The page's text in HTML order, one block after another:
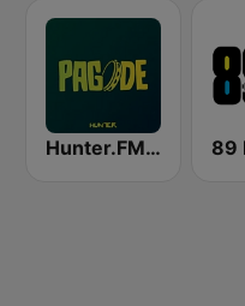
Hunter.FM - Pagode